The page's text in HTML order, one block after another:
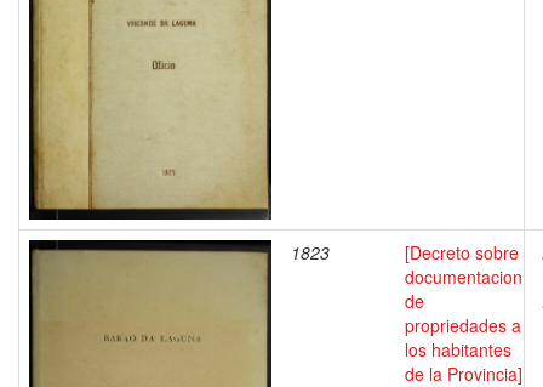
1823
[Decreto sobre
documentacion
de
propriedades a
los habitantes
de la Provincia]